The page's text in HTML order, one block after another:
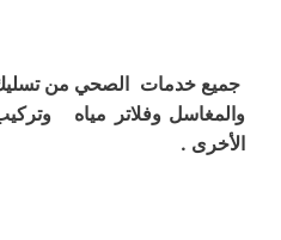
جميع خدمات الصحي من
والمغاسل وفلاتر مياه
الأخرى .